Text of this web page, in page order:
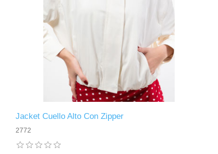
Jacket Cuello Alto Con Zipper
2772